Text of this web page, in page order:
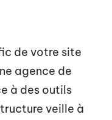
de votre site
agence de
à des outils
veille à